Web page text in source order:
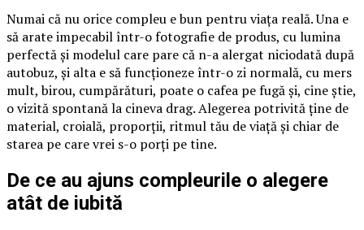
Numai că nu orice compleu e bun pentru viața reală. Una e
să arate impecabil într-o fotografie de produs, cu lumina
perfectă și modelul care pare că n-a alergat niciodată după
autobuz, și alta e să funcționeze într-o zi normală, cu mers
mult, birou, cumpărături, poate o cafea pe fugă și, cine știe,
o vizită spontană la cineva drag. Alegerea potrivită ține de
material, croială, proporții, ritmul tău de viață și chiar de
starea pe care vrei s-o porți pe tine.
De ce au ajuns compleurile o alegere
atât de iubită